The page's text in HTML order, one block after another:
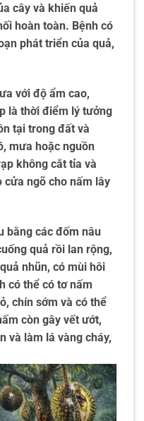
cây và khiến quả
hoàn toàn. Bệnh có
phát triển của quả,
với độ ẩm cao,
là thời điểm lý tưởng
tại trong đất và
mưa hoặc nguồn
không cắt tỉa và
cửa ngõ cho nấm lây
bằng các đốm nâu
quả rồi lan rộng,
nhũn, có mùi hôi
có thể có tơ nấm
chín sớm và có thể
còn gây vết ướt,
và làm lá vàng cháy,